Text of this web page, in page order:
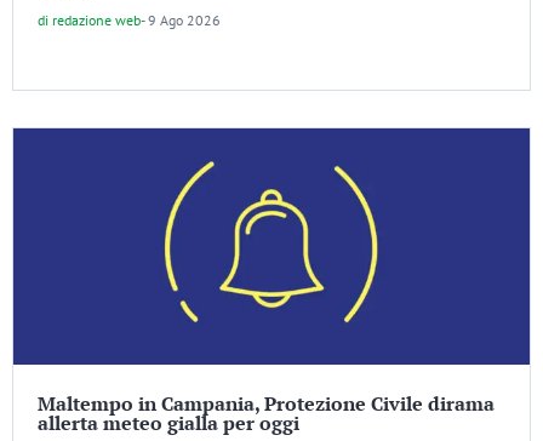
di redazione web-9 Ago 2026
Maltempo in Campania, Protezione Civile dirama
allerta meteo gialla per oggi